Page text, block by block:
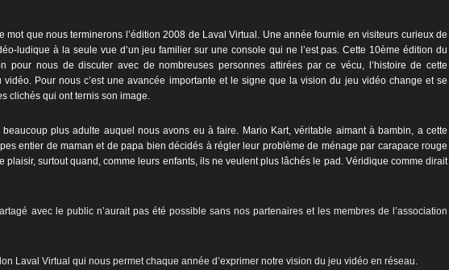
mot que nous terminerons l’édition 2008 de Laval Virtual. Une année fournie en visiteurs curieux de
ludique à la seule vue d’un jeu familier sur une console qui ne l’est pas. Cette 10ème édition du
pour nous de discuter avec de nombreuses personnes attirées par ce vécu, l’histoire de cette
vidéo. Pour nous c’est une avancée importante et le signe que la vision du jeu vidéo change et se
clichés qui ont ternis son image.
beaucoup plus adulte auquel nous avons eu à faire. Mario Kart, véritable aimant à bambin, a cette
entier de maman et de papa bien décidés à régler leur problème de ménage par carapace rouge
plaisir, surtout quand, comme leurs enfants, ils ne veulent plus lâchés le pad. Véridique comme dirait
avec le public n’aurait pas été possible sans nos partenaires et les membres de l’association
Laval Virtual qui nous permet chaque année d’exprimer notre vision du jeu vidéo en réseau.